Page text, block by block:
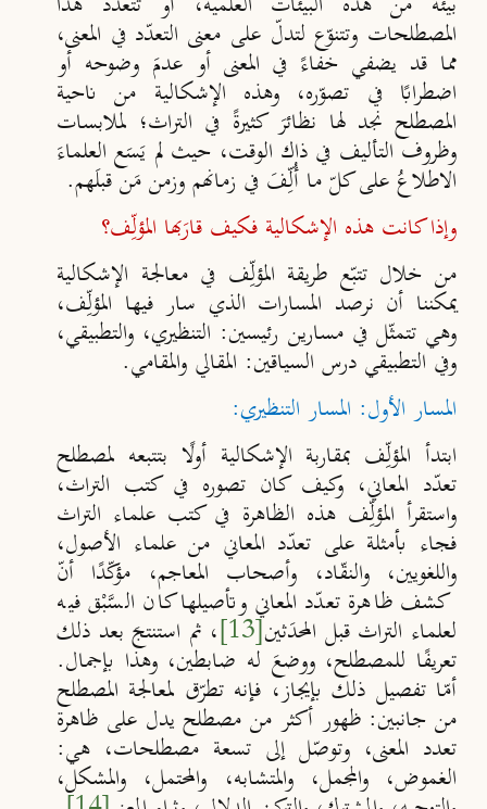
المصطلحات وتتنوّع لتدلّ على معنى التعدّد في المعنى،
مما قد يضفي خفاءً في المعنى أو عدمَ وضوحه أو
اضطرابًا في تصوّره، وهذه الإشكالية من ناحية
المصطلح نجد لها نظائرَ كثيرةً في التراث؛ لملابسات
وظروف التأليف في ذاك الوقت، حيث لم يَسَع العلماءَ
الاطلاعُ على كلّ ما أُلِّفَ في زمانهم وزمن مَن قبلَهم.
وإذا كانت هذه الإشكالية فكيف قارَبها المؤلِّف؟
من خلال تتبّع طريقة المؤلِّف في معالجة الإشكالية
يمكننا أن نرصد المسارات الذي سار فيها المؤلِّف،
وهي تتمثّل في مسارين رئيسين: التنظيري، والتطبيقي،
وفي التطبيقي درس السياقين: المقالي والمقامي.
المسار الأول: المسار التنظيري:
ابتدأ المؤلِّف بمقاربة الإشكالية أولًا بتتبعه لمصطلح
تعدّد المعاني، وكيف كان تصوره في كتب التراث،
واستقرأ المؤلِّف هذه الظاهرة في كتب علماء التراث
فجاء بأمثلة على تعدّد المعاني من علماء الأصول،
واللغويين، والنقّاد، وأصحاب المعاجم، مؤكّدًا أنّ
كشف ظاهرة تعدّد المعاني وتأصيلها كان السَّبْق فيه
لعلماء التراث قبل المحدَثين[13] ، ثم استنتجَ بعد ذلك
تعريفًا للمصطلح، ووضعَ له ضابطين، وهذا بإجمال.
أمّا تفصيل ذلك بإيجاز، فإنه تطرّق لمعالجة المصطلح
من جانبين: ظهور أكثر من مصطلح يدل على ظاهرة
تعدد المعنى، وتوصّل إلى تسعة مصطلحات، هي:
الغموض، والمجمل، والمتشابه، والمحتمل، والمشكل،